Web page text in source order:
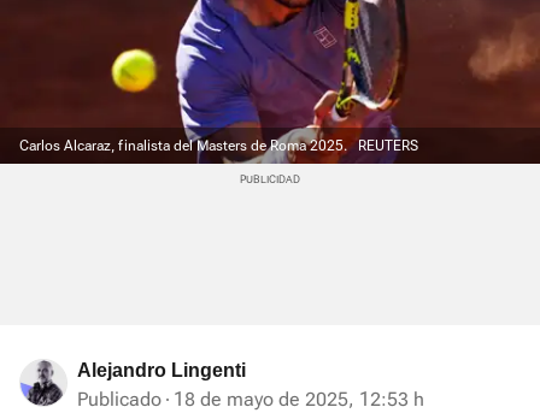
Carlos Alcaraz, finalista del Masters de Roma 2025. REUTERS
Alejandro Lingenti
Publicado 18 de mayo de 2025, 12:53 h